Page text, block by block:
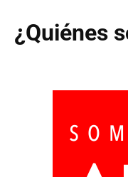
¿Quiénes